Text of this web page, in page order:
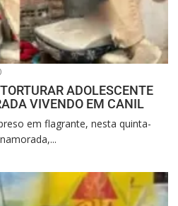
ADOLESCENTE
VIVENDO EM CANIL
em flagrante, nesta quinta-